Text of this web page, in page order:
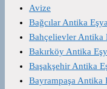
Avize
Bağcılar Antika
Bahçelievler Antika
Bakırköy Antika
Başakşehir Antika
Bayrampaşa Antika